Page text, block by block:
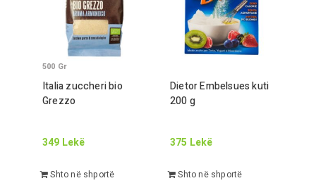
Italia zuccheri bio
Grezzo
500 Gr
349 Lekë
Shto në shportë
Dietor Embelsues kuti
200g
375 Lekë
Shto në shportë